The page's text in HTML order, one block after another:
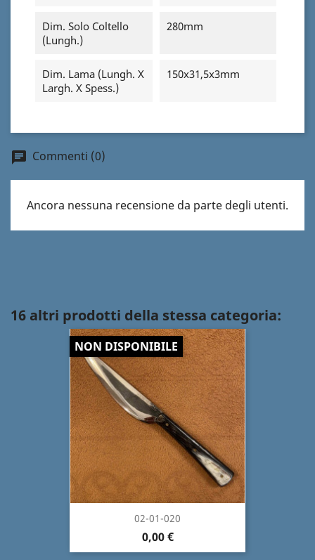
Dim. Solo Coltello
(Lungh.)
280mm
Dim. Lama (Lungh. X
Largh. X Spess.)
150x31,5x3mm
chat Commenti (0)
Ancora nessuna recensione da parte degli utenti.
16 altri prodotti della stessa categoria:
02-01-020
0,00 €
NON DISPONIBILE